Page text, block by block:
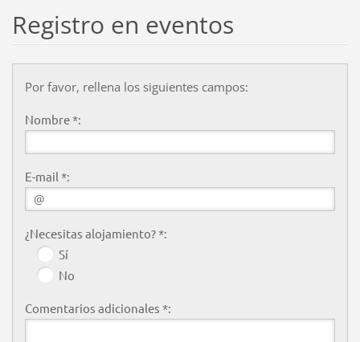
Registro en eventos
Por favor, rellena los siguientes campos:
Nombre *:
E-mail *:
¿Necesitas alojamiento? *:
Sí
No
Comentarios adicionales *: